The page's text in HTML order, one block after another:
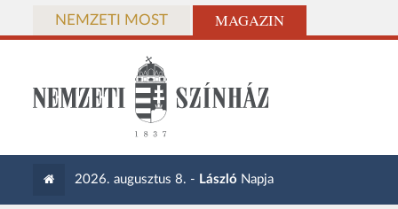
NEMZETI MOST MAGAZIN
2026. augusztus 8. - László Napja